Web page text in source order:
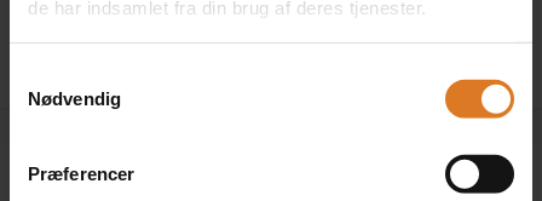
de har indsamlet fra din brug af deres tjenester.
Nødvendig
Præferencer